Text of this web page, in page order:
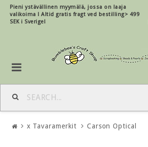
Pieni ystävällinen myymälä, jossa on laaja
valikoima ! Altid gratis fragt ved bestilling> 499
SEK i Sverige!
x Tavaramerkit Carson Optical